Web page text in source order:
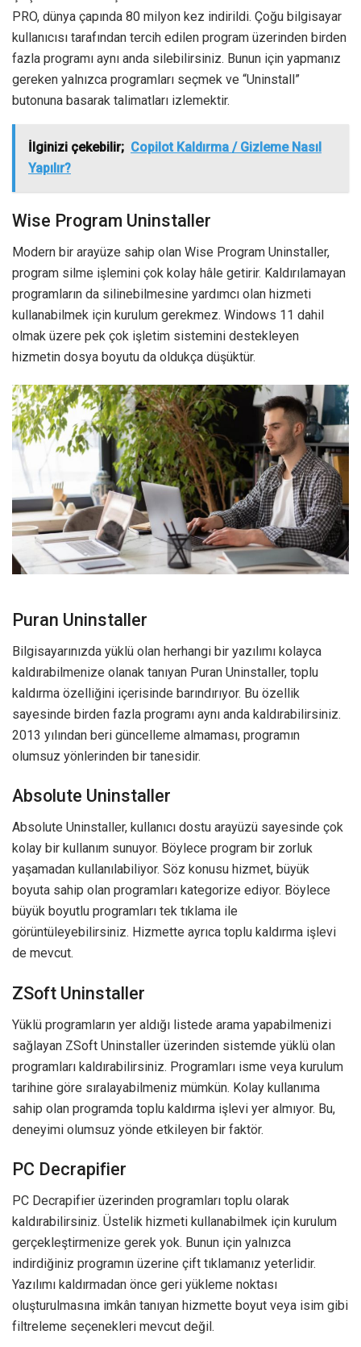
PRO, dünya çapında 80 milyon kez indirildi. Çoğu bilgisayar
kullanıcısı tarafından tercih edilen program üzerinden birden
fazla programı aynı anda silebilirsiniz. Bunun için yapmanız
gereken yalnızca programları seçmek ve “Uninstall”
butonuna basarak talimatları izlemektir.
İlginizi çekebilir; Copilot Kaldırma / Gizleme Nasıl
Yapılır?
Wise Program Uninstaller
Modern bir arayüze sahip olan Wise Program Uninstaller,
program silme işlemini çok kolay hâle getirir. Kaldırılamayan
programların da silinebilmesine yardımcı olan hizmeti
kullanabilmek için kurulum gerekmez. Windows 11 dahil
olmak üzere pek çok işletim sistemini destekleyen
hizmetin dosya boyutu da oldukça düşüktür.
Puran Uninstaller
Bilgisayarınızda yüklü olan herhangi bir yazılımı kolayca
kaldırabilmenize olanak tanıyan Puran Uninstaller, toplu
kaldırma özelliğini içerisinde barındırıyor. Bu özellik
sayesinde birden fazla programı aynı anda kaldırabilirsiniz.
2013 yılından beri güncelleme almaması, programın
olumsuz yönlerinden bir tanesidir.
Absolute Uninstaller
Absolute Uninstaller, kullanıcı dostu arayüzü sayesinde çok
kolay bir kullanım sunuyor. Böylece program bir zorluk
yaşamadan kullanılabiliyor. Söz konusu hizmet, büyük
boyuta sahip olan programları kategorize ediyor. Böylece
büyük boyutlu programları tek tıklama ile
görüntüleyebilirsiniz. Hizmette ayrıca toplu kaldırma işlevi
de mevcut.
ZSoft Uninstaller
Yüklü programların yer aldığı listede arama yapabilmenizi
sağlayan ZSoft Uninstaller üzerinden sistemde yüklü olan
programları kaldırabilirsiniz. Programları isme veya kurulum
tarihine göre sıralayabilmeniz mümkün. Kolay kullanıma
sahip olan programda toplu kaldırma işlevi yer almıyor. Bu,
deneyimi olumsuz yönde etkileyen bir faktör.
PC Decrapifier
PC Decrapifier üzerinden programları toplu olarak
kaldırabilirsiniz. Üstelik hizmeti kullanabilmek için kurulum
gerçekleştirmenize gerek yok. Bunun için yalnızca
indirdiğiniz programın üzerine çift tıklamanız yeterlidir.
Yazılımı kaldırmadan önce geri yükleme noktası
oluşturulmasına imkân tanıyan hizmette boyut veya isim gibi
filtreleme seçenekleri mevcut değil.